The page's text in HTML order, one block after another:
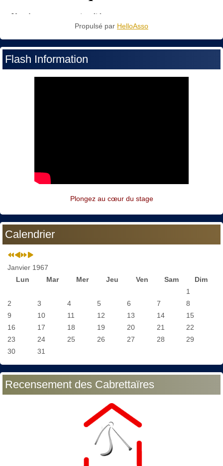
Propulsé par HelloAsso
Flash Information
Plongez au cœur du stage
Calendrier
Janvier 1967
Lun
Mar Mer Jeu Ven Sam
Dim
1
2
3 4 5 6 7
8
9
10 11 12 13 14
15
16
17 18 19 20 21
22
23
24 25 26 27 28
29
30
31
Recensement des Cabrettaïres